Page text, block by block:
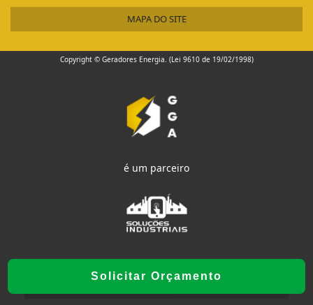
Solicitar Orçamento
MAPA DO SITE
Copyright © Geradores Energia. (Lei 9610 de 19/02/1998)
é um parceiro
W3C